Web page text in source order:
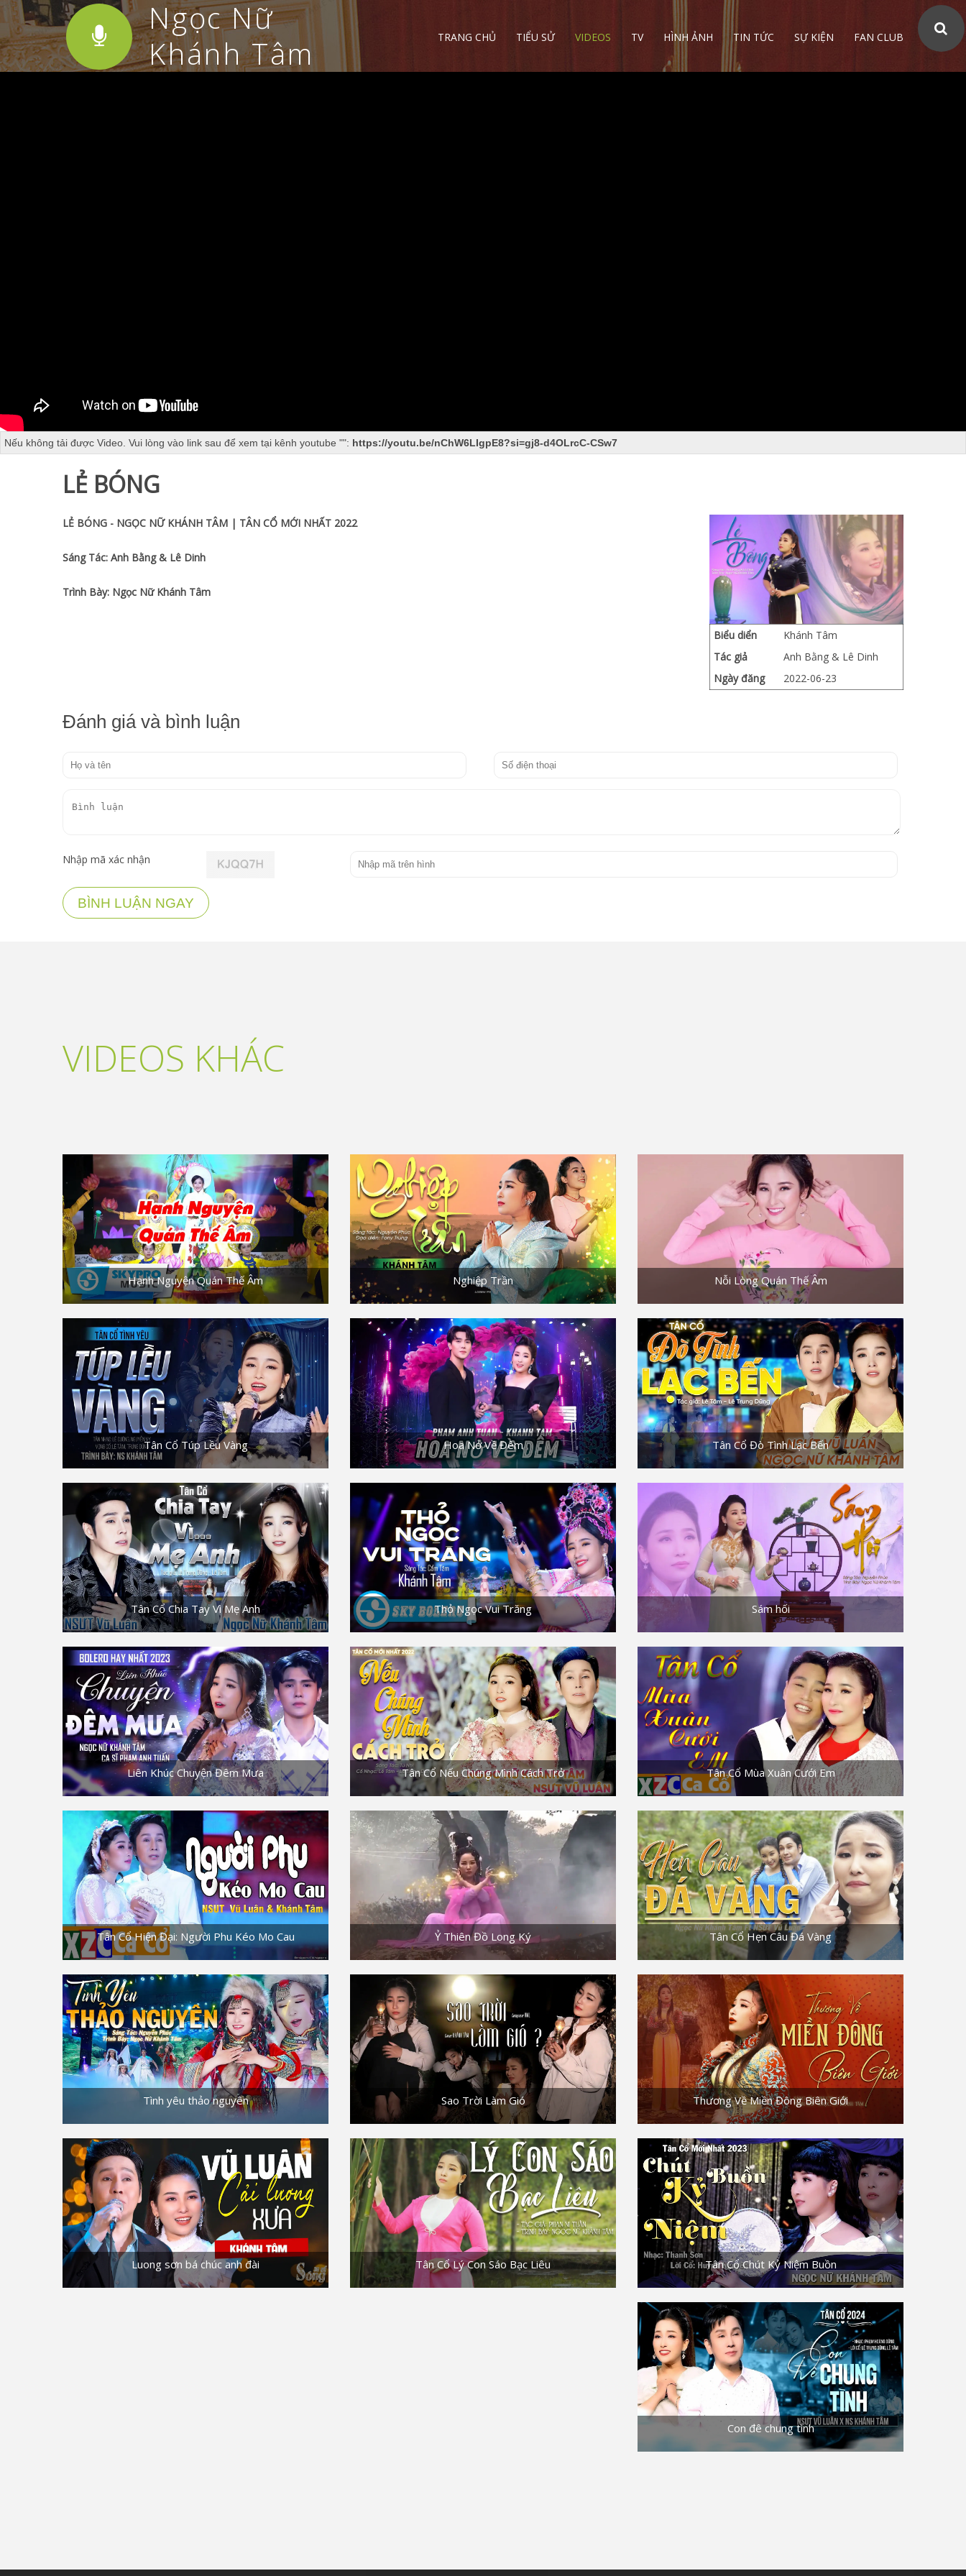
Ngọc Nữ
Khánh Tâm
TRANG CHỦ TIỂU SỬ VIDEOS TV HÌNH ẢNH TIN TỨC SỰ KIỆN FAN CLUB
Nếu không tải được Video. Vui lòng vào link sau để xem tại kênh youtube "": https://youtu.be/nChW6LIgpE8?si=gj8-d4OLrcC-CSw7
LẺ BÓNG
LẺ BÓNG - NGỌC NỮ KHÁNH TÂM | TÂN CỔ MỚI NHẤT 2022
Sáng Tác: Anh Bằng & Lê Dinh
Trình Bày: Ngọc Nữ Khánh Tâm
Biểu diển
Khánh Tâm
Tác giả
Anh Bằng & Lê Dinh
Ngày đăng
2022-06-23
Đánh giá và bình luận
Nhập mã xác nhận
BÌNH LUẬN NGAY
VIDEOS KHÁC
Hạnh Nguyện Quán Thế Âm Nghiệp Trần Nỗi Lòng Quán Thế Âm
Tân Cổ Túp Lều Vàng Hoa Nở Về Đêm Tân Cổ Đò Tình Lạc Bến
Tân Cổ Chia Tay Vì Mẹ Anh Thỏ Ngọc Vui Trăng Sám hối
Liên Khúc Chuyện Đêm Mưa Tân Cổ Nếu Chúng Mình Cách Trở Tân Cổ Mùa Xuân Cưới Em
Tân Cổ Hiện Đại: Người Phu Kéo Mo Cau Ỷ Thiên Đồ Long Ký Tân Cổ Hẹn Câu Đá Vàng
Tình yêu thảo nguyên Sao Trời Làm Gió Thương Về Miền Đông Biên Giới
Luong sơn bá chúc anh đài Tân Cổ Lý Con Sáo Bạc Liêu Tân Cổ Chút Kỷ Niệm Buồn
Con đê chung tình